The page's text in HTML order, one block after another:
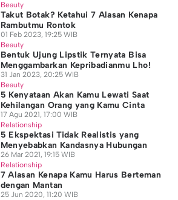
Beauty
Takut Botak? Ketahui 7 Alasan Kenapa
Rambutmu Rontok
01 Feb 2023, 19:25 WIB
Beauty
Bentuk Ujung Lipstik Ternyata Bisa
Menggambarkan Kepribadianmu Lho!
31 Jan 2023, 20:25 WIB
Beauty
5 Kenyataan Akan Kamu Lewati Saat
Kehilangan Orang yang Kamu Cinta
17 Agu 2021, 17:00 WIB
Relationship
5 Ekspektasi Tidak Realistis yang
Menyebabkan Kandasnya Hubungan
26 Mar 2021, 19:15 WIB
Relationship
7 Alasan Kenapa Kamu Harus Berteman
dengan Mantan
25 Jun 2020, 11:20 WIB